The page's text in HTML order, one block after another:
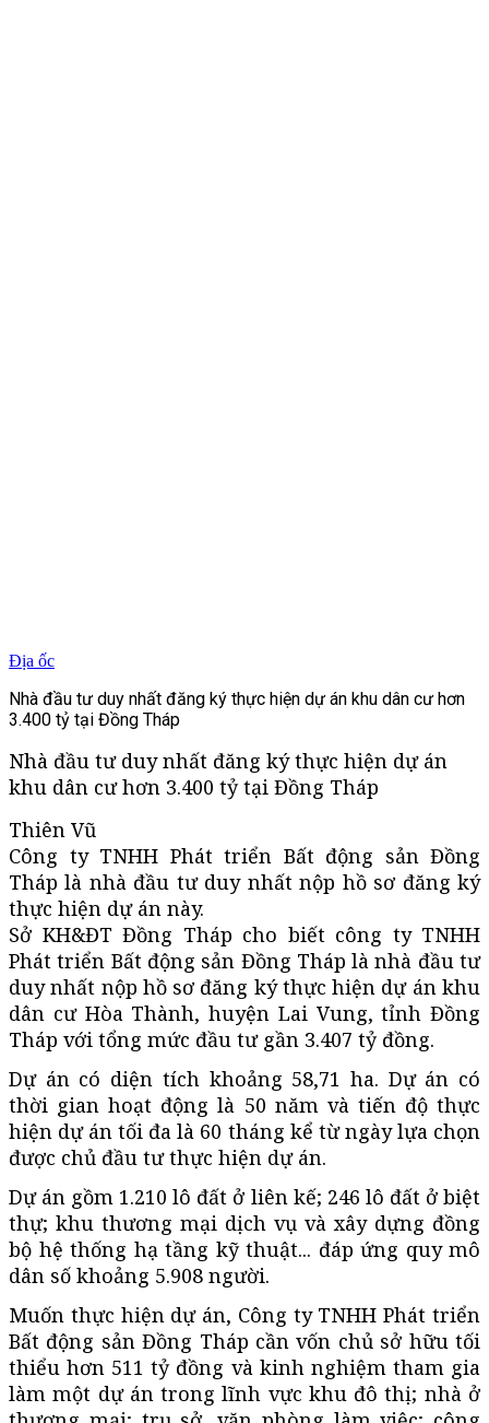
Địa ốc
Nhà đầu tư duy nhất đăng ký thực hiện dự án khu dân cư hơn
3.400 tỷ tại Đồng Tháp
Nhà đầu tư duy nhất đăng ký thực hiện dự án
khu dân cư hơn 3.400 tỷ tại Đồng Tháp
Thiên Vũ
Công ty TNHH Phát triển Bất động sản Đồng
Tháp là nhà đầu tư duy nhất nộp hồ sơ đăng ký
thực hiện dự án này.
Sở KH&ĐT Đồng Tháp cho biết công ty TNHH
Phát triển Bất động sản Đồng Tháp là nhà đầu tư
duy nhất nộp hồ sơ đăng ký thực hiện dự án khu
dân cư Hòa Thành, huyện Lai Vung, tỉnh Đồng
Tháp với tổng mức đầu tư gần 3.407 tỷ đồng.
Dự án có diện tích khoảng 58,71 ha. Dự án có
thời gian hoạt động là 50 năm và tiến độ thực
hiện dự án tối đa là 60 tháng kể từ ngày lựa chọn
được chủ đầu tư thực hiện dự án.
Dự án gồm 1.210 lô đất ở liên kế; 246 lô đất ở biệt
thự; khu thương mại dịch vụ và xây dựng đồng
bộ hệ thống hạ tầng kỹ thuật... đáp ứng quy mô
dân số khoảng 5.908 người.
Muốn thực hiện dự án, Công ty TNHH Phát triển
Bất động sản Đồng Tháp cần vốn chủ sở hữu tối
thiểu hơn 511 tỷ đồng và kinh nghiệm tham gia
làm một dự án trong lĩnh vực khu đô thị; nhà ở